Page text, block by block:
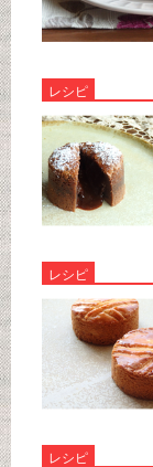
レシピ
レシピ
レシピ